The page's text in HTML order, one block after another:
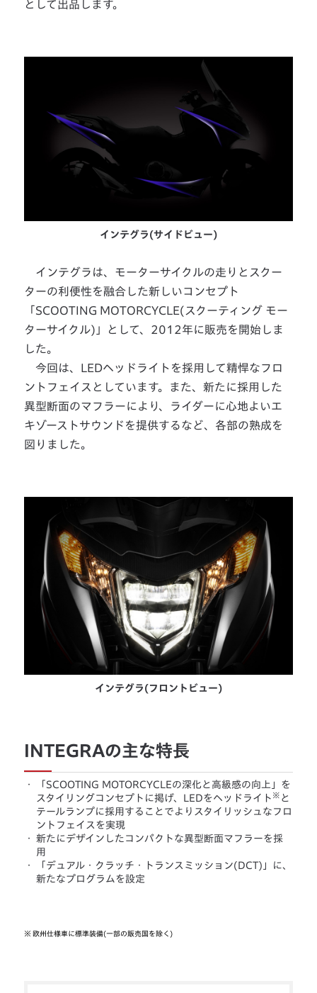
として出品します。
インテグラ(サイドビュー)
インテグラは、モーターサイクルの走りとスクー
ターの利便性を融合した新しいコンセプト
「SCOOTING MOTORCYCLE(スクーティング モー
ターサイクル)」として、2012年に販売を開始しま
した。
今回は、LEDヘッドライトを採用して精悍なフロ
ントフェイスとしています。また、新たに採用した
異型断面のマフラーにより、ライダーに心地よいエ
キゾーストサウンドを提供するなど、各部の熟成を
図りました。
インテグラ(フロントビュー)
INTEGRAの主な特長
・
「SCOOTING MOTORCYCLEの深化と高級感の向上」を
スタイリングコンセプトに掲げ、LEDをヘッドライト ※ と
テールランプに採用することでよりスタイリッシュなフロ
ントフェイスを実現
・
新たにデザインしたコンパクトな異型断面マフラーを採
用
・
「デュアル・クラッチ・トランスミッション(DCT)」に、
新たなプログラムを設定
※ 欧州仕様車に標準装備(一部の販売国を除く)